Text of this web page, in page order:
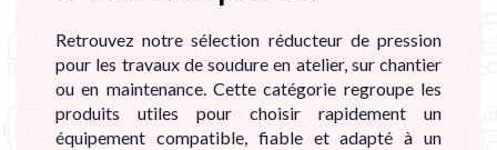
Retrouvez notre sélection réducteur de pression
pour les travaux de soudure en atelier, sur chantier
ou en maintenance. Cette catégorie regroupe les
produits utiles pour choisir rapidement un
équipement compatible, fiable et adapté à un